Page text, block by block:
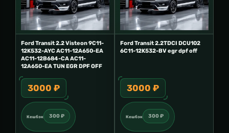
Ford Transit 2.2 Visteon 9C11-
12K532-AYC AC11-12A650-EA
AC11-12B684-CA AC11-
12A650-EA TUN EGR DPF OFF
3000 ₽
Кешбэк 300 ₽
Ford Transit 2.2TDCI DCU102
6C11-12K532-BV egr dpf off
3000 ₽
Кешбэк 300 ₽